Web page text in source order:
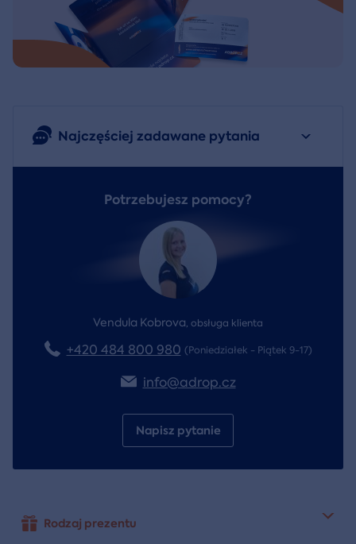
Najczęściej zadawane pytania
Potrzebujesz pomocy?
Vendula Kobrova, obsługa klienta
+420 484 800 980 (Poniedziałek - Piątek 9-17)
info@adrop.cz
Napisz pytanie
Rodzaj prezentu